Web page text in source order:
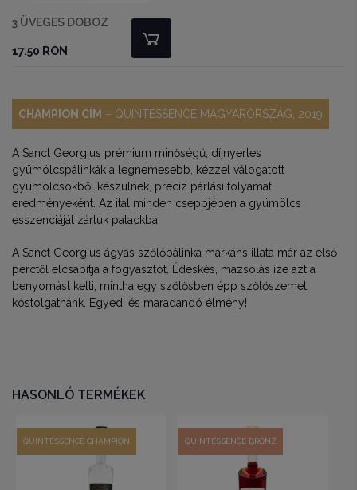
3 ÜVEGES DOBOZ
17.50 RON
CHAMPION CÍM – QUINTESSENCE MAGYARORSZÁG, 2019
A Sanct Georgius prémium minőségű, díjnyertes
gyümölcspálinkák a legnemesebb, kézzel válogatott
gyümölcsökből készülnek, precíz párlási folyamat
eredményeként. Az ital minden cseppjében a gyümölcs
esszenciáját zártuk palackba.
A Sanct Georgius ágyas szőlőpálinka markáns illata már az első
perctől elcsábítja a fogyasztót. Édeskés, mazsolás íze azt a
benyomást kelti, mintha egy szőlősben épp szőlőszemet
kóstolgatnánk. Egyedi és maradandó élmény!
HASONLÓ TERMÉKEK
QUINTESSENCE CHAMPION QUINTESSENCE BRONZ